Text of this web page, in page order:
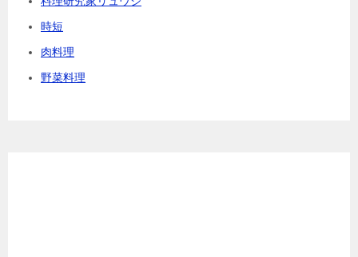
時短
肉料理
野菜料理